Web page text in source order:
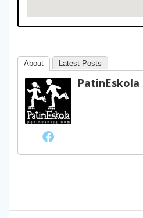
About Latest Posts
PatinEskola